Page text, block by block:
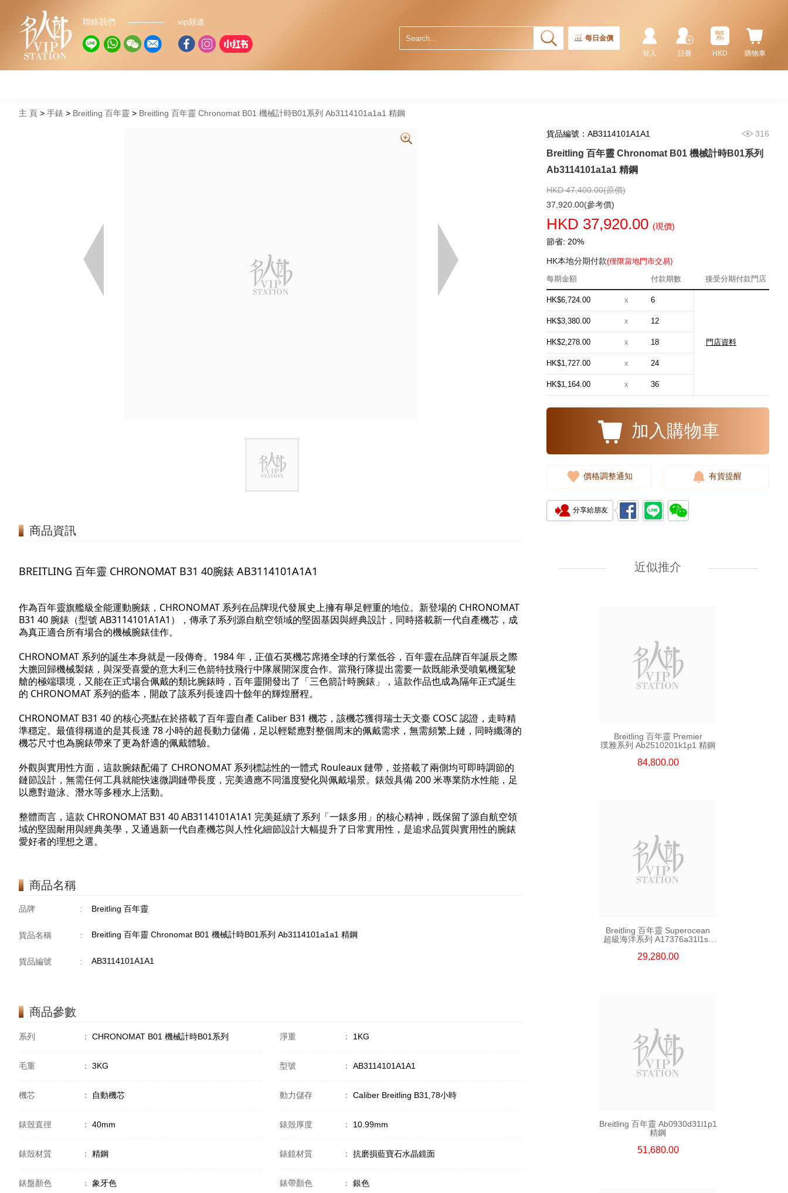
聯絡我們 vip頻道
每日金價
購物車
繁
HKD
註冊
登入
主 頁 手錶 Breitling 百年靈 Breitling 百年靈 Chronomat B01 機械計時B01系列 Ab3114101a1a1 精鋼
商品資訊
BREITLING 百年靈 CHRONOMAT B31 40腕錶 AB3114101A1A1
作為百年靈旗艦級全能運動腕錶，CHRONOMAT 系列在品牌現代發展史上擁有舉足輕重的地位。新登場的 CHRONOMAT
B31 40 腕錶（型號 AB3114101A1A1），傳承了系列源自航空領域的堅固基因與經典設計，同時搭載新一代自產機芯，成
為真正適合所有場合的機械腕錶佳作。
CHRONOMAT 系列的誕生本身就是一段傳奇。1984 年，正值石英機芯席捲全球的行業低谷，百年靈在品牌百年誕辰之際
大膽回歸機械製錶，與深受喜愛的意大利三色箭特技飛行中隊展開深度合作。當飛行隊提出需要一款既能承受噴氣機駕駛
艙的極端環境，又能在正式場合佩戴的類比腕錶時，百年靈開發出了「三色箭計時腕錶」，這款作品也成為隔年正式誕生
的 CHRONOMAT 系列的藍本，開啟了該系列長達四十餘年的輝煌曆程。
CHRONOMAT B31 40 的核心亮點在於搭載了百年靈自產 Caliber B31 機芯，該機芯獲得瑞士天文臺 COSC 認證，走時精
準穩定。最值得稱道的是其長達 78 小時的超長動力儲備，足以輕鬆應對整個周末的佩戴需求，無需頻繁上鏈，同時纖薄的
機芯尺寸也為腕錶帶來了更為舒適的佩戴體驗。
外觀與實用性方面，這款腕錶配備了 CHRONOMAT 系列標誌性的一體式 Rouleaux 鏈帶，並搭載了兩側均可即時調節的
鏈節設計，無需任何工具就能快速微調鏈帶長度，完美適應不同溫度變化與佩戴場景。錶殼具備 200 米專業防水性能，足
以應對遊泳、潛水等多種水上活動。
整體而言，這款 CHRONOMAT B31 40 AB3114101A1A1 完美延續了系列「一錶多用」的核心精神，既保留了源自航空領
域的堅固耐用與經典美學，又通過新一代自產機芯與人性化細節設計大幅提升了日常實用性，是追求品質與實用性的腕錶
愛好者的理想之選。
商品名稱
品牌 : Breitling 百年靈
貨品名稱 : Breitling 百年靈 Chronomat B01 機械計時B01系列 Ab3114101a1a1 精鋼
貨品編號 : AB3114101A1A1
商品參數
系列 ： CHRONOMAT B01 機械計時B01系列 淨重 ： 1KG
毛重 ： 3KG 型號 ： AB3114101A1A1
機芯 ： 自動機芯 動力儲存 ： Caliber Breitling B31,78小時
錶殼直徑 ： 40mm 錶殼厚度 ： 10.99mm
錶殼材質 ： 精鋼 錶鏡材質 ： 抗磨損藍寶石水晶鏡面
錶盤顏色 ： 象牙色 錶帶顏色 ： 銀色
貨品編號：AB3114101A1A1 316
Breitling 百年靈 Chronomat B01 機械計時B01系列
Ab3114101a1a1 精鋼
HKD 47,400.00(原價)
37,920.00(參考價)
HKD 37,920.00 (現價)
節省: 20%
HK本地分期付款(僅限當地門市交易)
每期金額
付款期數 接受分期付款門店
HK$6,724.00 x 6
門店資料
HK$3,380.00 x 12
HK$2,278.00 x 18
HK$1,727.00 x 24
HK$1,164.00 x 36
加入購物車
價格調整通知 有貨提醒
分享給朋友
近似推介
Breitling 百年靈 Premier
璞雅系列 Ab1510171c1p1 精鋼
Breitling 百年靈 Chronomat
精鋼
49,200.00
精鋼
30,480.00
Breitling 百年靈 Premier
璞雅系列 Ab2510201k1p1 精鋼
84,800.00
Breitling 百年靈 Superocean
超級海洋系列 A17376a31l1s1
29,280.00
Breitling 百年靈 Ab0930d31l1p1
精鋼
51,680.00